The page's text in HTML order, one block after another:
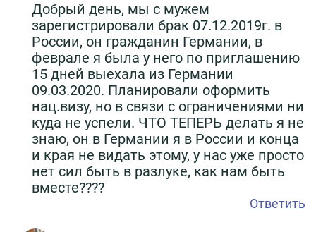
Добрый день, мы с мужем
зарегистрировали брак 07.12.2019г. в
России, он гражданин Германии, в
феврале я была у него по приглашению
15 дней выехала из Германии
09.03.2020. Планировали оформить
нац.визу, но в связи с ограничениями ни
куда не успели. ЧТО ТЕПЕРЬ делать я не
знаю, он в Германии я в России и конца
и края не видать этому, у нас уже просто
нет сил быть в разлуке, как нам быть
вместе????
Ответить